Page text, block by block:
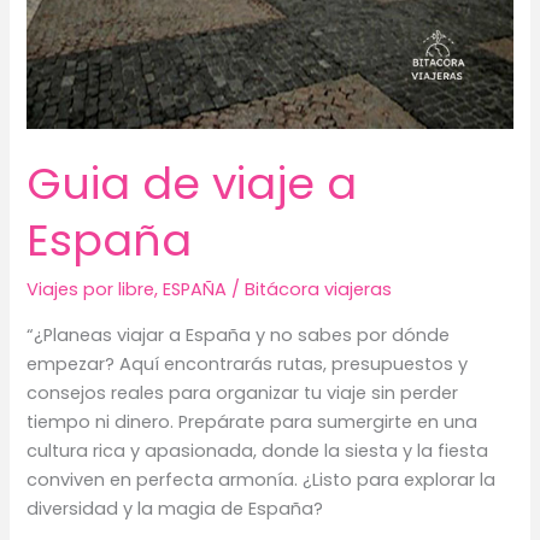
Guia de viaje a
España
Viajes por libre,ESPAÑA /Bitácora viajeras
“¿Planeas viajar a España y no sabes por dónde
empezar? Aquí encontrarás rutas, presupuestos y
consejos reales para organizar tu viaje sin perder
tiempo ni dinero. Prepárate para sumergirte en una
cultura rica y apasionada, donde la siesta y la fiesta
conviven en perfecta armonía. ¿Listo para explorar la
diversidad y la magia de España?